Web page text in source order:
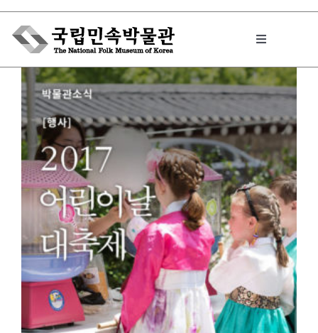
Skip
content
Toggle
박물관에서는
민속이야기
민속 인사이드
원문보기 PDF
박물관 홈페이지